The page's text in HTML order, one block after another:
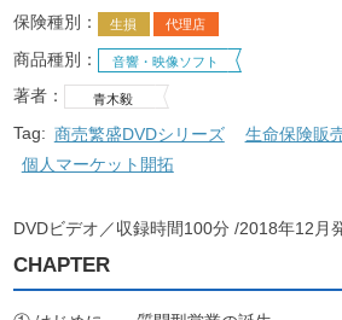
保険種別： 生損 代理店
商品種別： 音響・映像ソフト
著者： 青木毅
Tag: 商売繁盛DVDシリーズ
生命保険販
個人マーケット開拓
DVDビデオ／収録時間100分 2018年12月
CHAPTER